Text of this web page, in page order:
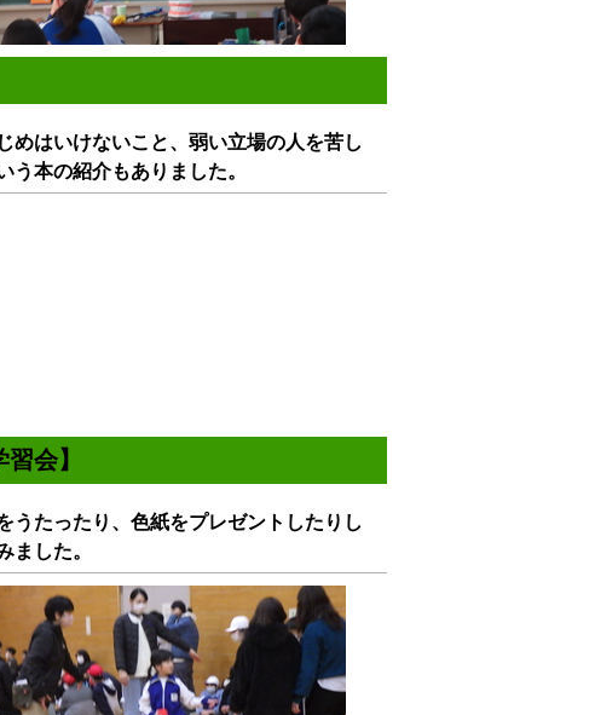
めはいけないこと、弱い立場の人を苦し
本の紹介もありました。
会】
うたったり、色紙をプレゼントしたりし
した。